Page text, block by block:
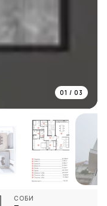
01 / 03
СОБИ